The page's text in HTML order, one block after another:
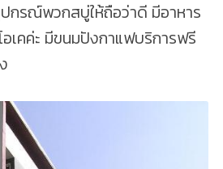
ปกรณ์พวกสบู่ให้ถือว่าดี มีอาหาร
เคค่ะ มีขนมปังกาแฟบริการฟรี